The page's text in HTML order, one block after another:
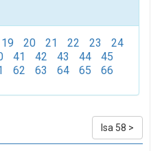
19 20 21 22 23
24
41 42 43 44
45
62 63 64 65 66
Isa 58 >